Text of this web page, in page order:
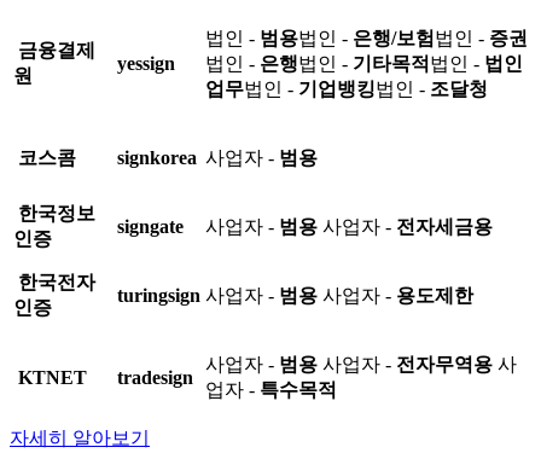
금융결제
원
yessign
법인 - 범용법인 - 은행/보험 법인 - 증권
법인 - 은행법인 - 기타목적 법인 - 법인
업무법인 - 기업뱅킹법인 - 조달청
코스콤 signkorea 사업자 - 범용
한국정보
인증
signgate 사업자 - 범용 사업자 - 전자세금용
한국전자
인증
turingsign 사업자 - 범용 사업자 - 용도제한
KTNET tradesign
사업자 - 범용 사업자 - 전자무역용 사
업자 - 특수목적
자세히 알아보기